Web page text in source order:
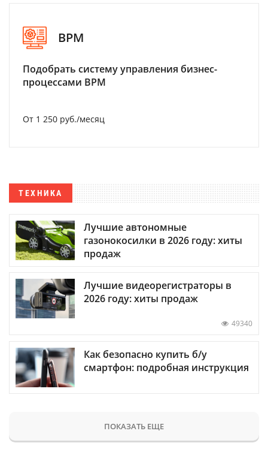
BPM
Подобрать систему управления бизнес-
процессами BPM
От 1 250 руб./месяц
ТЕХНИКА
Лучшие автономные
газонокосилки в 2026 году: хиты
продаж
Лучшие видеорегистраторы в
2026 году: хиты продаж
49340
Как безопасно купить б/у
смартфон: подробная инструкция
ПОКАЗАТЬ ЕЩЕ